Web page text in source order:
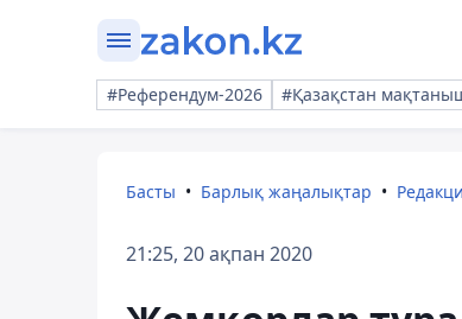
#Референдум-2026 #Қазақстан
Басты Барлық жаңалықтар
21:25, 20 ақпан 2020